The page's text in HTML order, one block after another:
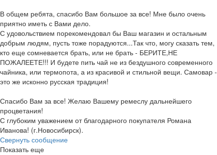
В общем ребята, спасибо Вам большое за все! Мне было очень
приятно иметь с Вами дело.
С удовольствием порекомендовал бы Ваш магазин и остальным
добрым людям, пусть тоже порадуются...Так что, могу сказать тем,
кто еще сомневается брать, или не брать - БЕРИТЕ,НЕ
ПОЖАЛЕЕТЕ!!! И будете пить чай не из бездушного современного
чайника, или термопота, а из красивой и стильной вещи. Самовар -
это же исконно русская традиция!
Спасибо Вам за все! Желаю Вашему ремеслу дальнейшего
процветания!
С глубоким уважением от благодарного покупателя Романа
Иванова! (г.Новосибирск).
Свернуть сообщение
Показать еще